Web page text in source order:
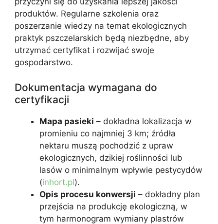
produktów. Regularne szkolenia oraz
poszerzanie wiedzy na temat ekologicznych
praktyk pszczelarskich będą niezbędne, aby
utrzymać certyfikat i rozwijać swoje
gospodarstwo.
Dokumentacja wymagana do
certyfikacji
Mapa pasieki – dokładna lokalizacja w
promieniu co najmniej 3 km; źródła
nektaru muszą pochodzić z upraw
ekologicznych, dzikiej roślinności lub
lasów o minimalnym wpływie pestycydów
(inhort.pl).
Opis procesu konwersji – dokładny plan
przejścia na produkcję ekologiczną, w
tym harmonogram wymiany plastrów